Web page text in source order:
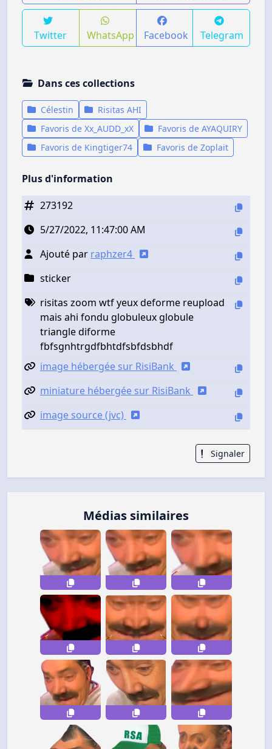
Twitter WhatsApp Facebook Telegram
Dans ces collections
Célestin
Risitas AHI
Favoris de Xx_AUDD_xX
Favoris de AYAQUIRY
Favoris de Kingtiger74
Favoris de Zoplait
Plus d'information
273192
5/27/2022, 11:47:00 AM
Ajouté par raphzer4
sticker
risitas zoom wtf yeux deforme reupload
mais ahi fondu globuleux globule
triangle diforme
fbfsgnhtrgdfbhtdfsbfdsbhdf
image hébergée sur RisiBank
miniature hébergée sur RisiBank
image source (jvc)
Signaler
Médias similaires